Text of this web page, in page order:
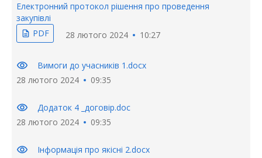
Електронний протокол рішення про проведення
закупівлі
description PDF 28 лютого 2024 10:27
visibility
Вимоги до учасників 1.docx
28 лютого 2024
09:35
visibility
Додаток 4 _договір.doc
28 лютого 2024
09:35
visibility
Інформація про якісні 2.docx